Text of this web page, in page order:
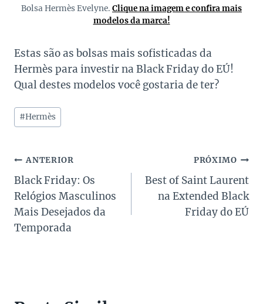
Bolsa Hermès Evelyne. Clique na imagem e confira mais
modelos da marca!
Estas são as bolsas mais sofisticadas da
Hermès para investir na Black Friday do EÚ!
Qual destes modelos você gostaria de ter?
Tags
do
#Hermès
Navegação
de
Post
ANTERIOR
Black Friday: Os
Relógios Masculinos
Mais Desejados da
Temporada
PRÓXIMO
Best of Saint Laurent
na Extended Black
Friday do EÚ